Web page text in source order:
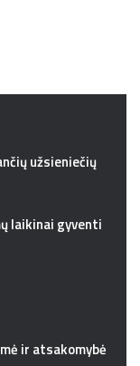
užsieniečių
laikinai gyventi
ir atsakomybė